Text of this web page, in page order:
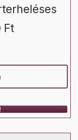
Ft